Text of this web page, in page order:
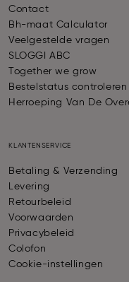
Contact
Bh-maat Calculator
Veelgestelde vragen
SLOGGI ABC
Together we grow
Bestelstatus controleren
Herroeping Van De
KLANTENSERVICE
Betaling & Verzending
Levering
Retourbeleid
Voorwaarden
Privacybeleid
Colofon
Cookie-instellingen